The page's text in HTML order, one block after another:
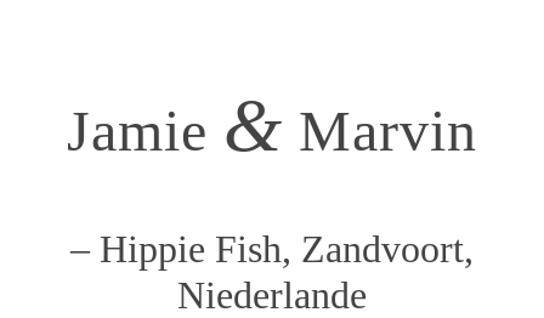
Jamie & Marvin
– Hippie Fish, Zandvoort,
Niederlande